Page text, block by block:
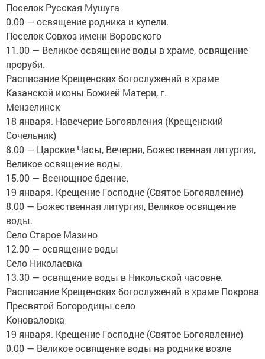
Поселок Русская Мушуга
0.00 — освящение родника и купели.
Поселок Совхоз имени Воровского
11.00 — Великое освящение воды в храме, освящение
проруби.
Расписание Крещенских богослужений в храме
Казанской иконы Божией Матери, г.
Мензелинск
18 января. Навечерие Богоявления (Крещенский
Сочельник)
8.00 — Царские Часы, Вечерня, Божественная литургия,
Великое освящение воды.
15.00 — Всенощное бдение.
19 января. Крещение Господне (Святое Богоявление)
8.00 — Божественная литургия, Великое освящение
воды.
Село Старое Мазино
12.00 — освящение воды
Село Николаевка
13.30 — освящение воды в Никольской часовне.
Расписание Крещенских богослужений в храме Покрова
Пресвятой Богородицы село
Коноваловка
19 января. Крещение Господне (Святое Богоявление)
0.00 — Великое освящение воды на роднике возле